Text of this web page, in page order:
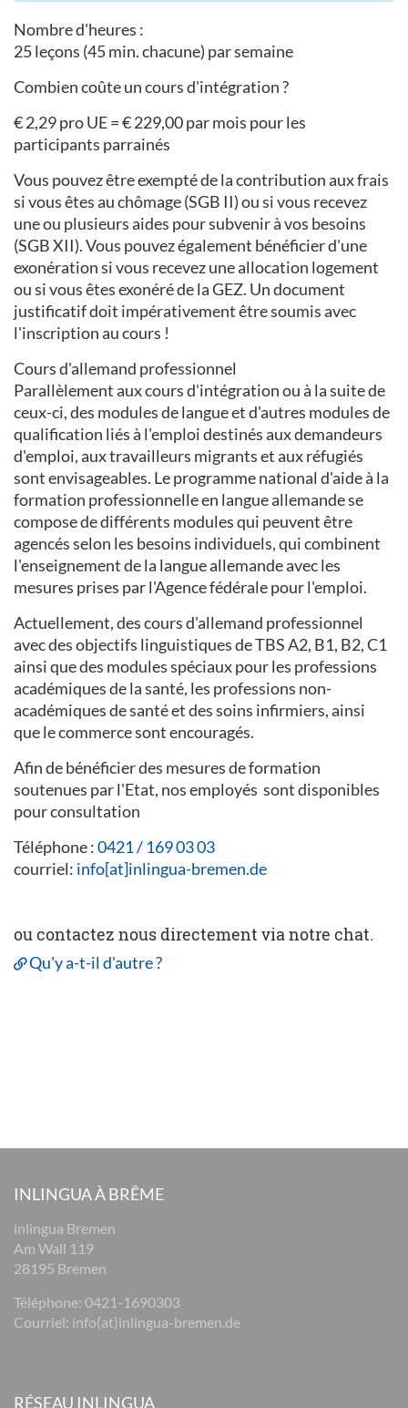
Nombre d'heures :
25 leçons (45 min. chacune) par semaine
Combien coûte un cours d'intégration ?
€ 2,29 pro UE = € 229,00 par mois pour les
participants parrainés
Vous pouvez être exempté de la contribution aux frais
si vous êtes au chômage (SGB II) ou si vous recevez
une ou plusieurs aides pour subvenir à vos besoins
(SGB XII). Vous pouvez également bénéficier d'une
exonération si vous recevez une allocation logement
ou si vous êtes exonéré de la GEZ. Un document
justificatif doit impérativement être soumis avec
l'inscription au cours !
Cours d'allemand professionnel
Parallèlement aux cours d'intégration ou à la suite de
ceux-ci, des modules de langue et d'autres modules de
qualification liés à l'emploi destinés aux demandeurs
d'emploi, aux travailleurs migrants et aux réfugiés
sont envisageables. Le programme national d'aide à la
formation professionnelle en langue allemande se
compose de différents modules qui peuvent être
agencés selon les besoins individuels, qui combinent
l'enseignement de la langue allemande avec les
mesures prises par l'Agence fédérale pour l'emploi.
Actuellement, des cours d'allemand professionnel
avec des objectifs linguistiques de TBS A2, B1, B2, C1
ainsi que des modules spéciaux pour les professions
académiques de la santé, les professions non-
académiques de santé et des soins infirmiers, ainsi
que le commerce sont encouragés.
Afin de bénéficier des mesures de formation
soutenues par l'Etat, nos employés sont disponibles
pour consultation
Téléphone :0421 / 169 03 03
courriel: info[at]inlingua-bremen.de
ou contactez nous directement via notre chat.
Qu'y a-t-il d'autre ?
INLINGUA À BRÊME
inlingua Bremen
Am Wall 119
28195 Bremen
Téléphone: 0421-1690303
Courriel: info(at)inlingua-bremen.de
RÉSEAU INLINGUA